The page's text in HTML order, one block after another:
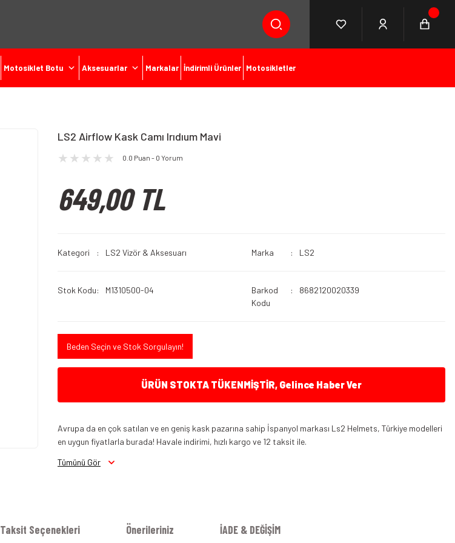
Motosiklet Botu Aksesuarlar Markalar İndirimli Ürünler Motosikletler
LS2 Airflow Kask Camı Irıdıum Mavi
0.0 Puan - 0 Yorum
649,00 TL
Kategori LS2 Vizör & Aksesuarı Marka LS2
Stok Kodu M1310500-04
Barkod
Kodu
8682120020339
Beden Seçin ve Stok Sorgulayın!
ÜRÜN STOKTA TÜKENMİŞTİR, Gelince Haber Ver
Avrupa da en çok satılan ve en geniş kask pazarına sahip İspanyol markası Ls2 Helmets, Türkiye modelleri
en uygun fiyatlarla burada! Havale indirimi, hızlı kargo ve 12 taksit ile.
Tümünü Gör
Taksit Seçenekleri Önerileriniz İADE & DEĞİŞİM